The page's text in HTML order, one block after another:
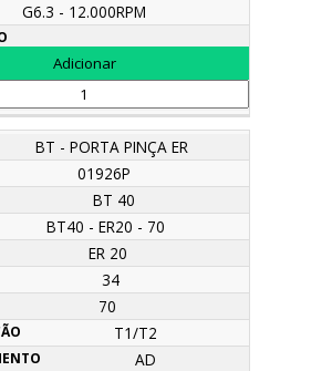
G6.3 - 12.000RPM
BT - PORTA PINÇA ER
01926P
BT 40
BT40 - ER20 - 70
ER 20
34
70
T1/T2
AD